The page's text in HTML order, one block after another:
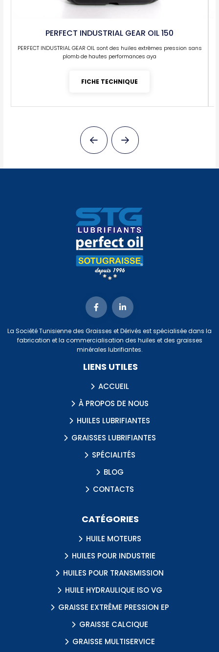
PERFECT INDUSTRIAL GEAR OIL 150
PERFECT INDUSTRIAL GEAR OIL sont des huiles extrêmes pression sans
plomb de hautes performances aya
FICHE TECHNIQUE
La Société Tunisienne des Graisses et Dérivés est spécialisée dans la
fabrication et la commercialisation des huiles et des graisses
minérales lubrifiantes.
LIENS UTILES
ACCUEIL
À PROPOS DE NOUS
HUILES LUBRIFIANTES
GRAISSES LUBRIFIANTES
SPÉCIALITÉS
BLOG
CONTACTS
CATÉGORIES
HUILE MOTEURS
HUILES POUR INDUSTRIE
HUILES POUR TRANSMISSION
HUILE HYDRAULIQUE ISO VG
GRAISSE EXTRÊME PRESSION EP
GRAISSE CALCIQUE
GRAISSE MULTISERVICE